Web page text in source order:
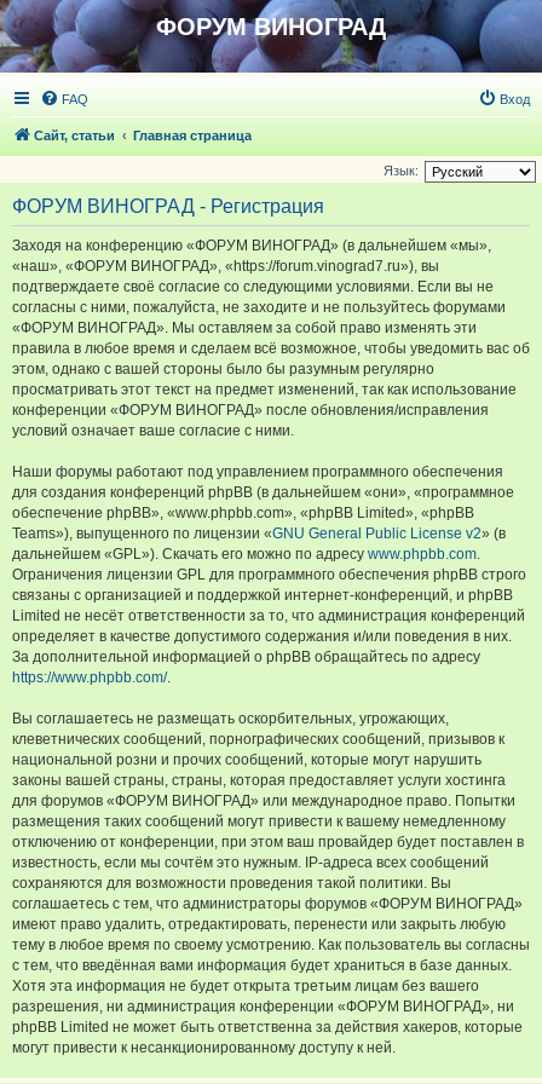
ФОРУМ ВИНОГРАД
FAQ Вход
Сайт, статьи Главная страница
Язык:
ФОРУМ ВИНОГРАД - Регистрация
Заходя на конференцию «ФОРУМ ВИНОГРАД» (в дальнейшем «мы»,
«наш», «ФОРУМ ВИНОГРАД», «https://forum.vinograd7.ru»), вы
подтверждаете своё согласие со следующими условиями. Если вы не
согласны с ними, пожалуйста, не заходите и не пользуйтесь форумами
«ФОРУМ ВИНОГРАД». Мы оставляем за собой право изменять эти
правила в любое время и сделаем всё возможное, чтобы уведомить вас об
этом, однако с вашей стороны было бы разумным регулярно
просматривать этот текст на предмет изменений, так как использование
конференции «ФОРУМ ВИНОГРАД» после обновления/исправления
условий означает ваше согласие с ними.
Наши форумы работают под управлением программного обеспечения
для создания конференций phpBB (в дальнейшем «они», «программное
обеспечение phpBB», «www.phpbb.com», «phpBB Limited», «phpBB
Teams»), выпущенного по лицензии «GNU General Public License v2» (в
дальнейшем «GPL»). Скачать его можно по адресу www.phpbb.com.
Ограничения лицензии GPL для программного обеспечения phpBB строго
связаны с организацией и поддержкой интернет-конференций, и phpBB
Limited не несёт ответственности за то, что администрация конференций
определяет в качестве допустимого содержания и/или поведения в них.
За дополнительной информацией о phpBB обращайтесь по адресу
https://www.phpbb.com/.
Вы соглашаетесь не размещать оскорбительных, угрожающих,
клеветнических сообщений, порнографических сообщений, призывов к
национальной розни и прочих сообщений, которые могут нарушить
законы вашей страны, страны, которая предоставляет услуги хостинга
для форумов «ФОРУМ ВИНОГРАД» или международное право. Попытки
размещения таких сообщений могут привести к вашему немедленному
отключению от конференции, при этом ваш провайдер будет поставлен в
известность, если мы сочтём это нужным. IP-адреса всех сообщений
сохраняются для возможности проведения такой политики. Вы
соглашаетесь с тем, что администраторы форумов «ФОРУМ ВИНОГРАД»
имеют право удалить, отредактировать, перенести или закрыть любую
тему в любое время по своему усмотрению. Как пользователь вы согласны
с тем, что введённая вами информация будет храниться в базе данных.
Хотя эта информация не будет открыта третьим лицам без вашего
разрешения, ни администрация конференции «ФОРУМ ВИНОГРАД», ни
phpBB Limited не может быть ответственна за действия хакеров, которые
могут привести к несанкционированному доступу к ней.